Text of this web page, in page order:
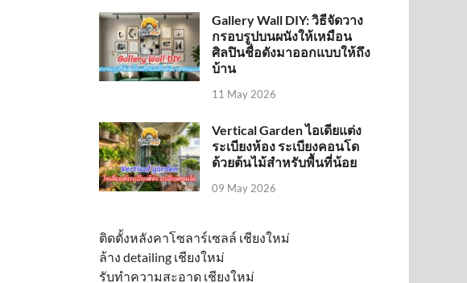
Gallery Wall DIY: วิธีจัดวาง
กรอบรูปบนผนังให้เหมือน
ศิลปินชื่อดังมาออกแบบให้ถึง
บ้าน
11 May 2026
Vertical Garden ไอเดียแต่ง
ระเบียงห้อง ระเบียงคอนโด
ด้วยต้นไม้สำหรับพื้นที่น้อย
09 May 2026
ติดตั้งหลังคาโซลาร์เซลล์ เชียงใหม่
ล้าง detailing เชียงใหม่
รับทำความสะอาด เชียงใหม่